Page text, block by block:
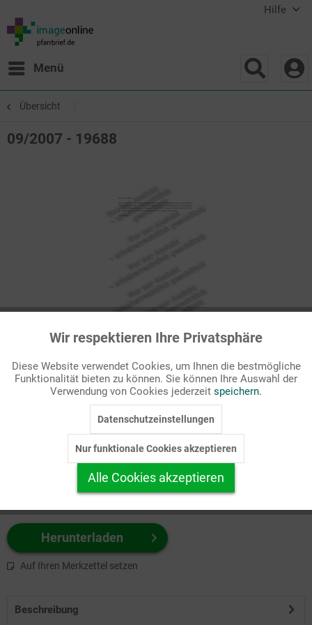
Hilfe
Menü
Übersicht
09/2007 - 19688
Passende Stichworte
Kirchenjahr, Zitat
zuerst Ihr Produktformat aus.
z.B. Farbe-Grafik, Schwarz-Weiß-Grafik, mit/ohne Text ...
Herunterladen
Auf Ihren Merkzettel setzen
Beschreibung
Funktionale Aktiv
Marketing Inaktiv
Personalisierung Inaktiv
Service
Wir respektieren Ihre Privatsphäre
Diese Website verwendet Cookies, um Ihnen die bestmögliche
Funktionalität bieten zu können. Sie können Ihre Auswahl der
Verwendung von Cookies jederzeit speichern.
Datenschutzeinstellungen
Nur funktionale Cookies akzeptieren
Alle Cookies akzeptieren